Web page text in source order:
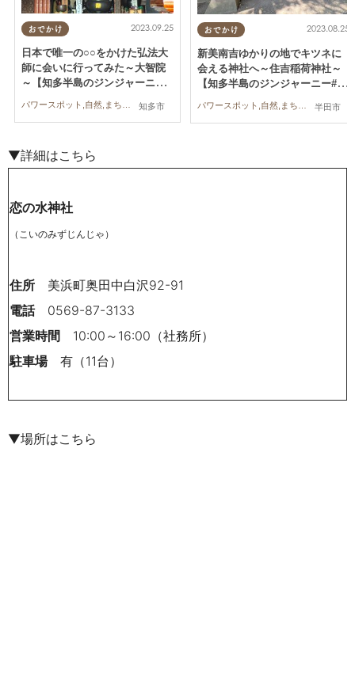
おでかけ
知多市
2023.09.25
日本で唯一の○○をかけた弘法大
師に会いに行ってみた～大智院
～【知多半島のジンジャーニー#
おでかけ
半田市
2023.08.25
新美南吉ゆかりの地でキツネに
会える神社へ～住吉稲荷神社～
【知多半島のジンジャーニー#
▼詳細はこちら
恋の水神社
（こいのみずじんじゃ）
住所
美浜町奥田中白沢92-91
電話 0569-87-3133
営業時間 10:00～16:00（社務所）
駐車場有（11台）
▼場所はこちら